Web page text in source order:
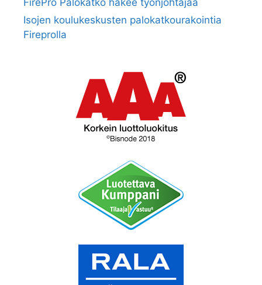
FirePro Palokatko hakee työnjohtajaa
Isojen koulukeskusten palokatkourakointia
Fireprolla